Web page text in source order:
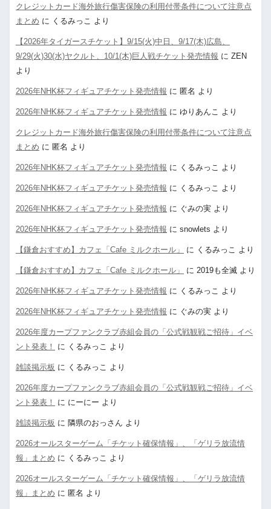
クレジットカード海外旅行傷害保険の利用付帯条件について注意点
まとめ に くるみっこ より
【2026年タイガースチケット】9/15(火)中日、9/17(木)広島、
9/29(火)30(水)ヤクルト、10/1(木)巨人戦チケット発売情報 に ZEN
より
2026年NHK杯フィギュアチケット発売情報 に 匿名 より
2026年NHK杯フィギュアチケット発売情報 に ゆりあんこ より
クレジットカード海外旅行傷害保険の利用付帯条件について注意点
まとめ に 匿名 より
2026年NHK杯フィギュアチケット発売情報 に くるみっこ より
2026年NHK杯フィギュアチケット発売情報 に くるみっこ より
2026年NHK杯フィギュアチケット発売情報 に ぐみの実 より
2026年NHK杯フィギュアチケット発売情報 に snowlets より
【鎌倉おすすめ】カフェ「Cafe ミルクホール」 に くるみっこ より
【鎌倉おすすめ】カフェ「Cafe ミルクホール」 に 2019も全滅 より
2026年NHK杯フィギュアチケット発売情報 に くるみっこ より
2026年NHK杯フィギュアチケット発売情報 に ぐみの実 より
2026年度カープファンクラブ赤組会員の「公式戦観戦ご招待」イベ
ント発表！
に くるみっこ より
雑談掲示板 に くるみっこ より
2026年度カープファンクラブ赤組会員の「公式戦観戦ご招待」イベ
ント発表！
に にーにー より
雑談掲示板 に 隣県のおっさん より
2026オールスターゲーム「チケット確保情報」、「ゲリラ放流情
報」まとめ に くるみっこ より
2026オールスターゲーム「チケット確保情報」、「ゲリラ放流情
報」まとめ に 匿名 より